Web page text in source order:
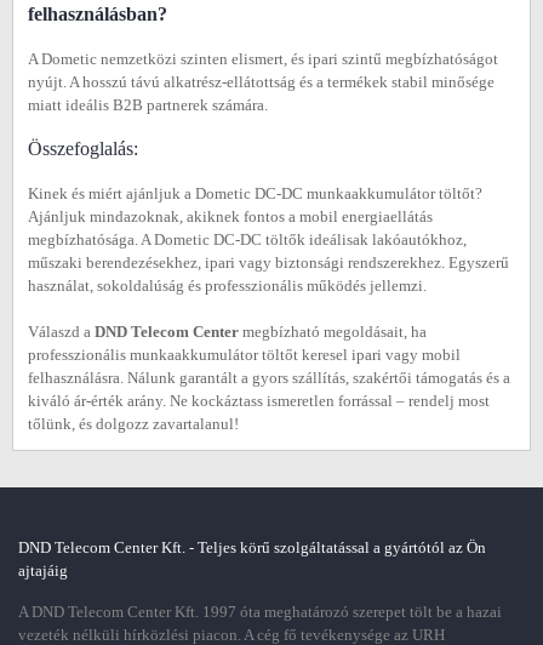
felhasználásban?
A Dometic nemzetközi szinten elismert, és ipari szintű megbízhatóságot
nyújt. A hosszú távú alkatrész-ellátottság és a termékek stabil minősége
miatt ideális B2B partnerek számára.
Összefoglalás:
Kinek és miért ajánljuk a Dometic DC-DC munkaakkumulátor töltőt?
Ajánljuk mindazoknak, akiknek fontos a mobil energiaellátás
megbízhatósága. A Dometic DC-DC töltők ideálisak lakóautókhoz,
műszaki berendezésekhez, ipari vagy biztonsági rendszerekhez. Egyszerű
használat, sokoldalúság és professzionális működés jellemzi.
Válaszd a DND Telecom Center megbízható megoldásait, ha
professzionális munkaakkumulátor töltőt keresel ipari vagy mobil
felhasználásra. Nálunk garantált a gyors szállítás, szakértői támogatás és a
kiváló ár-érték arány. Ne kockáztass ismeretlen forrással – rendelj most
tőlünk, és dolgozz zavartalanul!
DND Telecom Center Kft. - Teljes körű szolgáltatással a gyártótól az Ön
ajtajáig
A DND Telecom Center Kft. 1997 óta meghatározó szerepet tölt be a hazai
vezeték nélküli hírközlési piacon. A cég fő tevékenysége az URH